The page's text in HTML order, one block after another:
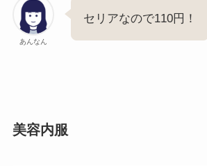
あんなん
セリアなので110円！
美容内服